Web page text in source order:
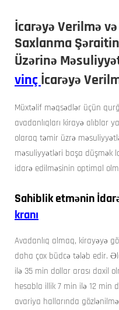
İcarəyə Verilmə
Saxlanma
Üzərinə
vinç İcarəyə
Müxtəlif məqsədlər üçün
avadanlıqları kirayə alıblar
olaraq təmir üzrə
məsuliyyətləri başa düşmək
idarə edilməsinin optimal
Sahiblik etmənin
kranı
Avadanlıq almaq, kirayəyə
daha çox büdcə tələb edir.
ilə 35 min dollar arası daxil
hesabla illik 7 min ilə 12 min
avariya hallarında